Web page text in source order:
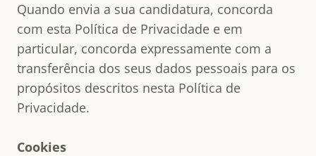
Quando envia a sua candidatura, concorda
com esta Política de Privacidade e em
particular, concorda expressamente com a
transferência dos seus dados pessoais para os
propósitos descritos nesta Política de
Privacidade.
Cookies